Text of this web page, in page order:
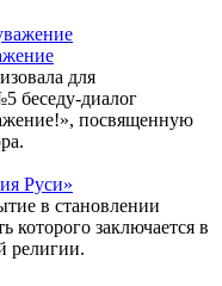
для
беседу-диалог
посвященную
Руси»
в становлении
которого заключается в
религии.